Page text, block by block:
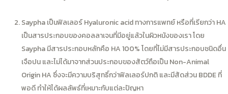
Saypha เป็นฟิลเลอร์ Hyaluronic acid ทางการแพทย์ หรือที่เรียกว่า HA
เป็นสารประกอบของคอลลาเจนที่มีอยู่แล้วในผิวหนังของเรา โดย
Saypha มีสารประกอบหลักคือ HA 100% โดยที่ไม่มีสารประกอบชนิดอื่น
เจือปน และไม่ได้มาจากส่วนประกอบของสัตว์ถือเป็น Non-Animal
Origin HA ซึ่งจะมีความบริสุทธิ์กว่าฟิลเลอร์ปกติ และมีสัดส่วน BDDE ที่
พอดี ทำให้ได้ผลลัพธ์ที่เหมาะกับแต่ละปัญหา